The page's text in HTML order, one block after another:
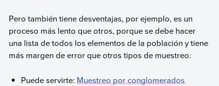
Pero también tiene desventajas, por ejemplo, es un
proceso más lento que otros, porque se debe hacer
una lista de todos los elementos de la población y tiene
más margen de error que otros tipos de muestreo.
Puede servirte:Muestreo por conglomerados